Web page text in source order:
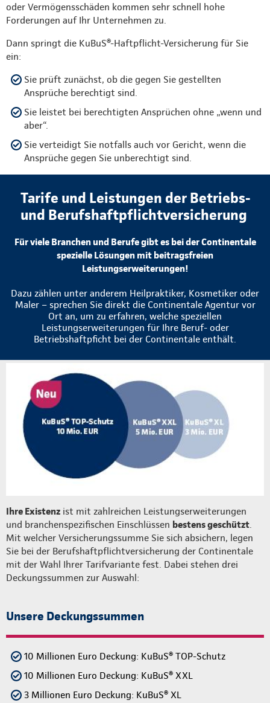
oder Vermögensschäden kommen sehr schnell hohe
Forderungen auf Ihr Unternehmen zu.
Dann springt die KuBuS®-Haftpflicht-Versicherung für Sie
ein:
Sie prüft zunächst, ob die gegen Sie gestellten
Ansprüche berechtigt sind.
Sie leistet bei berechtigten Ansprüchen ohne „wenn und
aber“.
Sie verteidigt Sie notfalls auch vor Gericht, wenn die
Ansprüche gegen Sie unberechtigt sind.
Tarife und Leistungen der Betriebs-
und Berufshaftpflichtversicherung
Für viele Branchen und Berufe gibt es bei der Continentale
spezielle Lösungen mit beitragsfreien
Leistungserweiterungen!
Dazu zählen unter anderem Heilpraktiker, Kosmetiker oder
Maler – sprechen Sie direkt die Continentale Agentur vor
Ort an, um zu erfahren, welche speziellen
Leistungserweiterungen für Ihre Beruf- oder
Betriebshaftpficht bei der Continentale enthält.
Ihre Existenz ist mit zahlreichen Leistungserweiterungen
und branchenspezifischen Einschlüssen bestens geschützt.
Mit welcher Versicherungssumme Sie sich absichern, legen
Sie bei der Berufshaftpflichtversicherung der Continentale
mit der Wahl Ihrer Tarifvariante fest. Dabei stehen drei
Deckungssummen zur Auswahl:
Unsere Deckungssummen
10 Millionen Euro Deckung: KuBuS® TOP-Schutz
10 Millionen Euro Deckung: KuBuS® XXL
3 Millionen Euro Deckung: KuBuS® XL